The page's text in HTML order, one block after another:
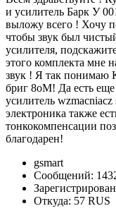
и усилитель Барк У
выложу всего ! Хочу
чтобы звук был
усилителя,
этого комплекта мне
звук ! Я так понимаю
бриг 8оМ! Да есть
усилитель wzmacniacz
электроника также
тонкокомпенсации
благодарен!
gsmart
Сообщений:
Откуда: 57 RUS